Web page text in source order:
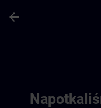
arrow_back